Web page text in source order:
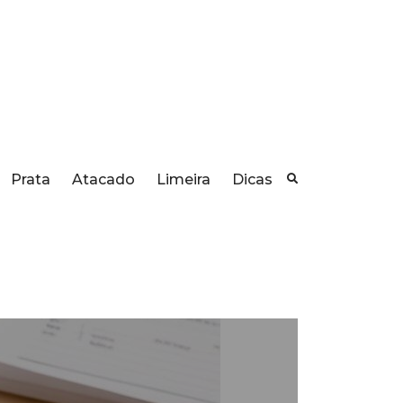
Prata Atacado Limeira Dicas